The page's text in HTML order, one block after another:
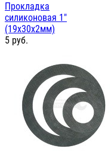
Прокладка
силиконовая 1"
(19х30х2мм)
5 руб.